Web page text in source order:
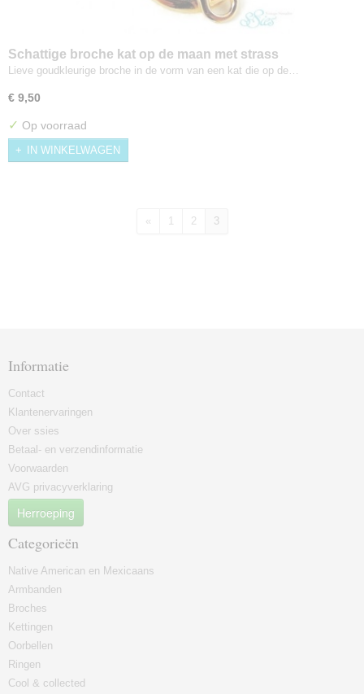
Schattige broche kat op de maan met strass
Lieve goudkleurige broche in de vorm van een kat die op de…
€ 9,50
✓ Op voorraad
IN WINKELWAGEN
« 1 2 3
Informatie
Contact
Klantenervaringen
Over ssies
Betaal- en verzendinformatie
Voorwaarden
AVG privacyverklaring
Herroeping
Categorieën
Native American en Mexicaans
Armbanden
Broches
Kettingen
Oorbellen
Ringen
Cool & collected